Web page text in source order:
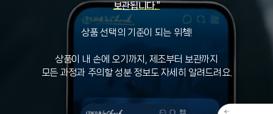
보관됩니다.”
상품 선택의 기준이 되는 위쳌!
상품이 내 손에 오기까지, 제조부터 보관까지
모든 과정과 주의할 성분 정보도 자세히 알려드려요.